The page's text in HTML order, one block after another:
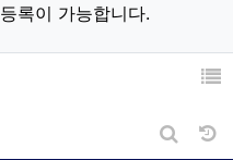
록이 가능합니다.